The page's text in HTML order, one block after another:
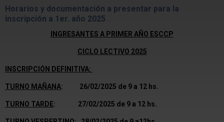
Horarios y documentación a presentar para la
inscripción a 1er. año 2025
INGRESANTES A PRIMER AÑO ESCCP
CICLO LECTIVO 2025
INSCRIPCIÓN DEFINITIVA:
TURNO MAÑANA: 26/02/2025 de 9 a 12 hs.
TURNO TARDE: 27/02/2025 de 9 a 12 hs.